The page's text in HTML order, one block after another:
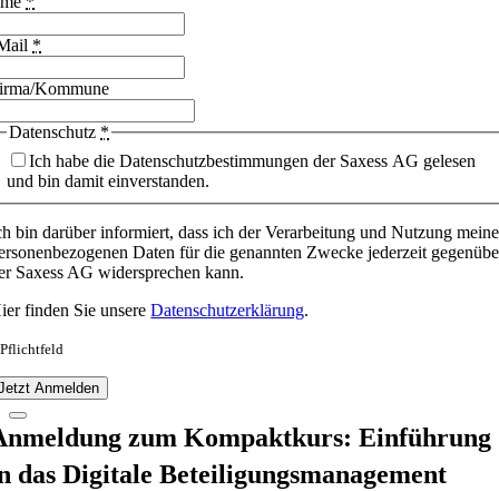
*
Kommune
Datenschutz *
Ich habe die Datenschutzbestimmungen der Saxess AG gelesen
und bin damit einverstanden.
bin darüber informiert, dass ich der Verarbeitung und Nutzung
Daten für die genannten Zwecke jederzeit
Saxess AG widersprechen kann.
finden Sie unsereDatenschutzerklärung.
Anmelden
zum Kompaktkurs: Einführung
das Digitale Beteiligungsmanagement